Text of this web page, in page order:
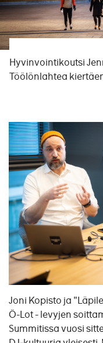
Hyvinvointikoutsi
Töölönlahtea
Joni Kopisto ja
Ö-Lot - levyjen
Summitissa vuosi